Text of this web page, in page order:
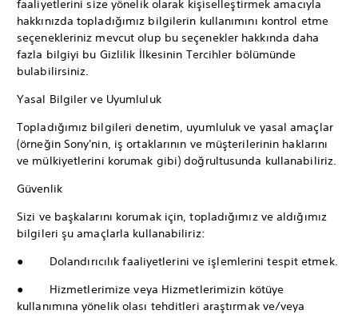
faaliyetlerini size yönelik olarak kişiselleştirmek amacıyla
hakkınızda topladığımız bilgilerin kullanımını kontrol etme
seçenekleriniz mevcut olup bu seçenekler hakkında daha
fazla bilgiyi bu Gizlilik İlkesinin Tercihler bölümünde
bulabilirsiniz.
Yasal Bilgiler ve Uyumluluk
Topladığımız bilgileri denetim, uyumluluk ve yasal amaçlar
(örneğin Sony'nin, iş ortaklarının ve müşterilerinin haklarını
ve mülkiyetlerini korumak gibi) doğrultusunda kullanabiliriz.
Güvenlik
Sizi ve başkalarını korumak için, topladığımız ve aldığımız
bilgileri şu amaçlarla kullanabiliriz:
● Dolandırıcılık faaliyetlerini ve işlemlerini tespit etmek.
● Hizmetlerimize veya Hizmetlerimizin kötüye
kullanımına yönelik olası tehditleri araştırmak ve/veya